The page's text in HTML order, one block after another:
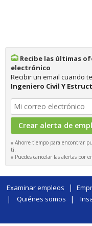
Recibe las últimas
electrónico
Recibir un email cuando
Ingeniero Civil Y
Ahorre tiempo para encontrar
ti.
Puedes cancelar las alertas por
Examinar empleos |
| Quiénes somos |